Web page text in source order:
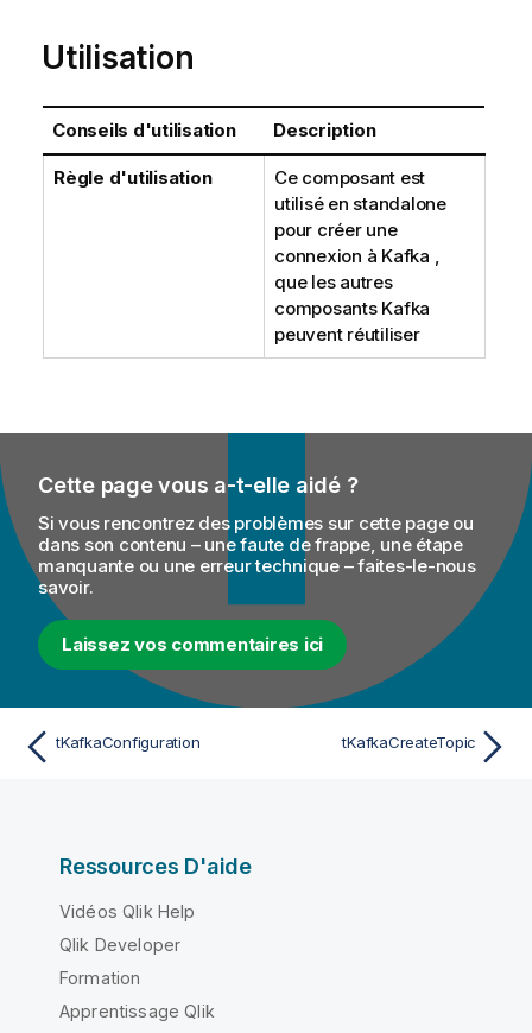
Utilisation
Conseils d'utilisation Description
Règle d'utilisation
Ce composant est
utilisé en standalone
pour créer une
connexion à Kafka ,
que les autres
composants Kafka
peuvent réutiliser
Cette page vous a-t-elle aidé ?
Si vous rencontrez des problèmes sur cette page ou
dans son contenu – une faute de frappe, une étape
manquante ou une erreur technique – faites-le-nous
savoir.
Laissez vos commentaires ici
tKafkaConfiguration tKafkaCreateTopic
Ressources D'aide
Vidéos Qlik Help
Qlik Developer
Formation
Apprentissage Qlik